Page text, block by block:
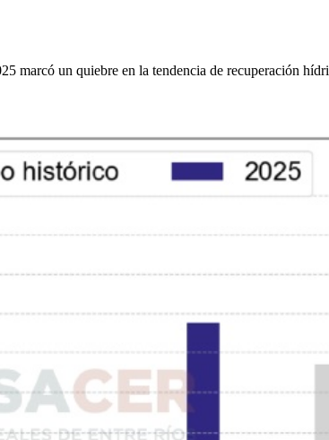
marcó un quiebre en la tendencia de recuperación